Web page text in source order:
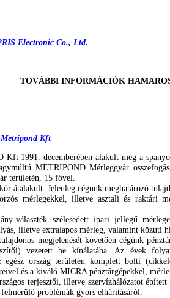
Electronic Co., Ltd.
TOVÁBBI INFORMÁCIÓK
Kft
Kft1991.decemberében alakult meg a
METRIPOND Mérleggyár
területén , 15 fővel
kör átalakult Jelenleg cégünk meghatározó
mérlegekkel ,illetve asztali és raktári
választék szélesedett ipari jellegű
illetve extralapos mérleg valamint közúti
megjelenését követően cégünk
vezetett be kínálatába. Az évek
egész ország területén komplett bolti
és a kiváló MICRA pénztárgépekkel,
terjesztői, illetve szervízhálózatot
problémák gyors elhárításáról.